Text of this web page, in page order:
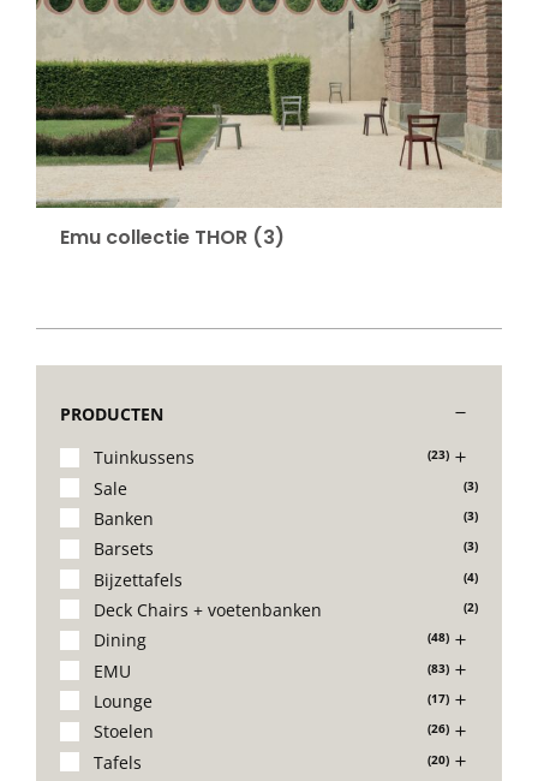
Emu collectie THOR (3)
PRODUCTEN
Tuinkussens
(23)
Sale (3)
Banken (3)
Barsets (3)
Bijzettafels (4)
Deck Chairs + voetenbanken (2)
Dining (48)
EMU (83)
Lounge (17)
Stoelen (26)
Tafels (20)